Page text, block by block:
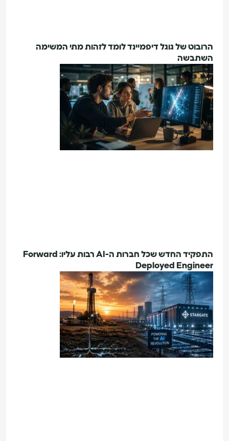
של גוגל דיפמיינד לומד לזהות מתי המשימה
התפקיד החדש שכל חברות ה-AI רבות עליו: Forward
Deployed